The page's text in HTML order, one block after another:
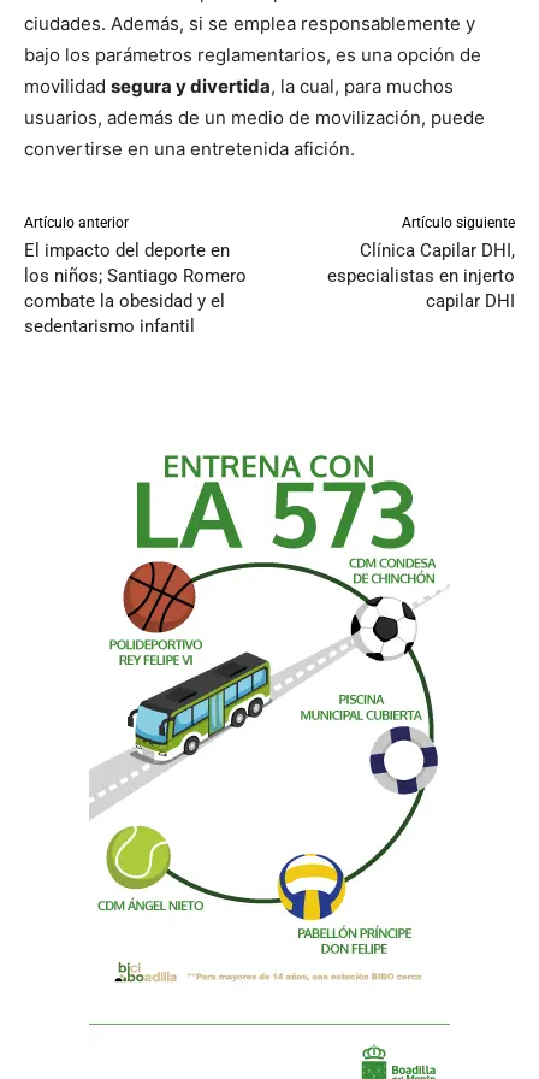
ciudades. Además, si se emplea responsablemente y
bajo los parámetros reglamentarios, es una opción de
movilidad segura y divertida, la cual, para muchos
usuarios, además de un medio de movilización, puede
convertirse en una entretenida afición.
Artículo anterior
El impacto del deporte en
los niños; Santiago Romero
combate la obesidad y el
sedentarismo infantil
Artículo siguiente
Clínica Capilar DHI,
especialistas en injerto
capilar DHI